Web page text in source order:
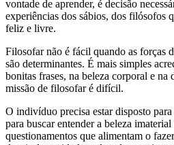
vontade de aprender, é decisão
experiências dos sábios, dos filósofos
feliz e livre.
Filosofar não é fácil quando as forças
são determinantes. É mais simples
bonitas frases, na beleza corporal e
missão de filosofar é difícil.
O indivíduo precisa estar disposto
para buscar entender a beleza
questionamentos que alimentam o